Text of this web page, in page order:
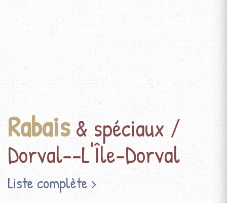
Rabais& spéciaux /
Dorval--L'Île-Dorval
Liste complète